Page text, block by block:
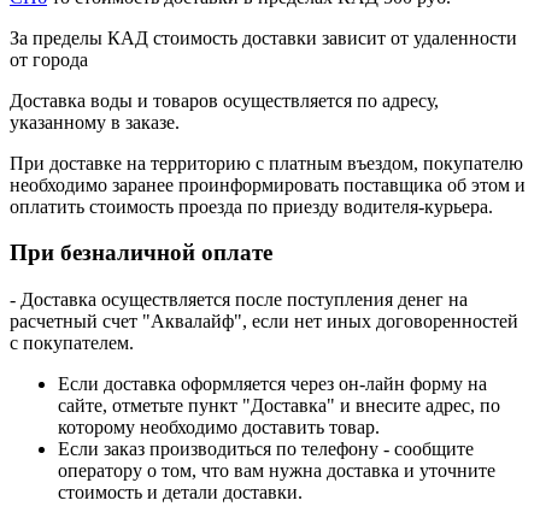
За пределы КАД стоимость доставки зависит от удаленности
от города
Доставка воды и товаров осуществляется по адресу,
указанному в заказе.
При доставке на территорию с платным въездом, покупателю
необходимо заранее проинформировать поставщика об этом и
оплатить стоимость проезда по приезду водителя-курьера.
При безналичной оплате
- Доставка осуществляется после поступления денег на
расчетный счет "Аквалайф", если нет иных договоренностей
с покупателем.
Если доставка оформляется через он-лайн форму на
сайте, отметьте пункт "Доставка" и внесите адрес, по
которому необходимо доставить товар.
Если заказ производиться по телефону - сообщите
оператору о том, что вам нужна доставка и уточните
стоимость и детали доставки.